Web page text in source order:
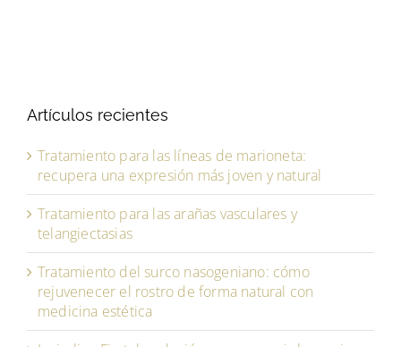
Artículos recientes
Tratamiento para las líneas de marioneta:
recupera una expresión más joven y natural
Tratamiento para las arañas vasculares y
telangiectasias
Tratamiento del surco nasogeniano: cómo
rejuvenecer el rostro de forma natural con
medicina estética